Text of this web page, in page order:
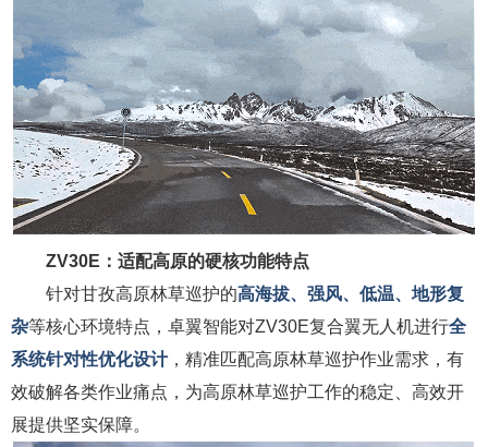
ZV30E：适配高原的硬核功能特点
针对甘孜高原林草巡护的高海拔、强风、低温、地形复
杂等核心环境特点，卓翼智能对ZV30E复合翼无人机进行全
系统针对性优化设计，精准匹配高原林草巡护作业需求，有
效破解各类作业痛点，为高原林草巡护工作的稳定、高效开
展提供坚实保障。